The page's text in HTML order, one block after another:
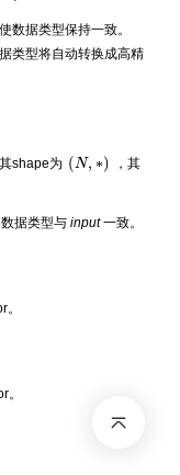
数据类型保持一致。
类型将自动转换成高精
shape为 (N, )
，其
据类型与 input一致。